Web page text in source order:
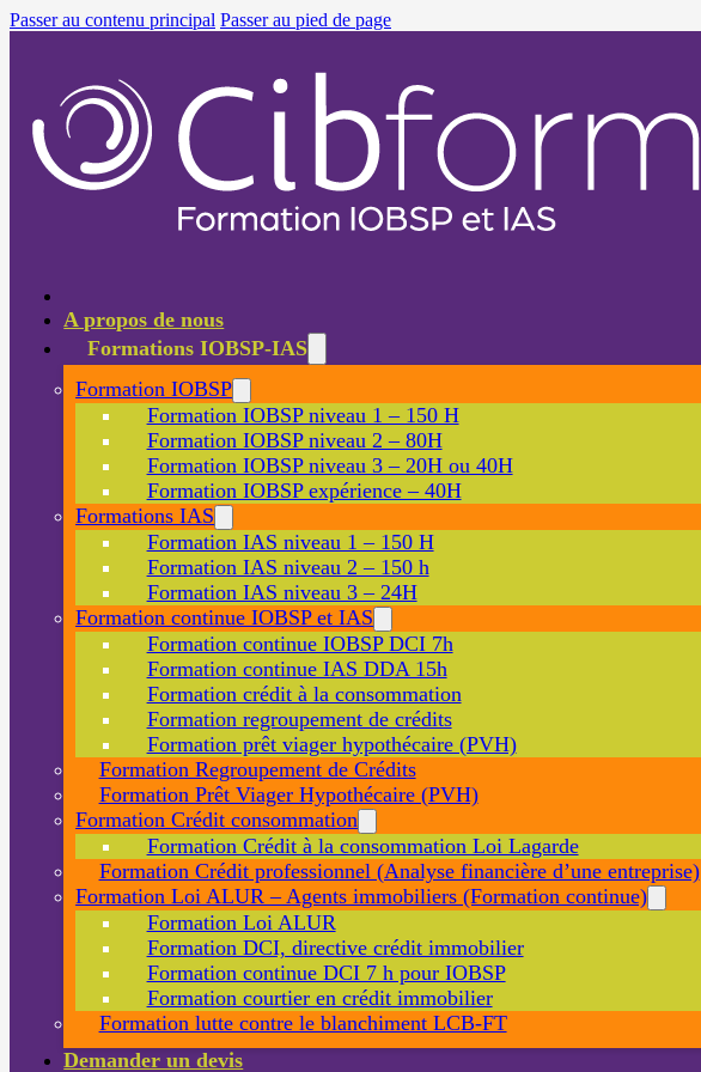
Passer au contenu principal Passer au pied de page
A propos de nous
Formations IOBSP-IAS
Formation IOBSP
Formation IOBSP niveau 1 – 150 H
Formation IOBSP niveau 2 – 80H
Formation IOBSP niveau 3 – 20H ou 40H
Formation IOBSP expérience – 40H
Formations IAS
Formation IAS niveau 1 – 150 H
Formation IAS niveau 2 – 150 h
Formation IAS niveau 3 – 24H
Formation continue IOBSP et IAS
Formation continue IOBSP DCI 7h
Formation continue IAS DDA 15h
Formation crédit à la consommation
Formation regroupement de crédits
Formation prêt viager hypothécaire (PVH)
Formation Regroupement de Crédits
Formation Prêt Viager Hypothécaire (PVH)
Formation Crédit consommation
Formation Crédit à la consommation Loi Lagarde
Formation Crédit professionnel (Analyse financière d’une entreprise)
Formation Loi ALUR – Agents immobiliers (Formation continue)
Formation Loi ALUR
Formation DCI, directive crédit immobilier
Formation continue DCI 7 h pour IOBSP
Formation courtier en crédit immobilier
Formation lutte contre le blanchiment LCB-FT
Demander un devis